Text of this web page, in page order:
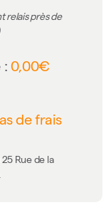
relais près de
: 0,00€
de frais
Rue de la